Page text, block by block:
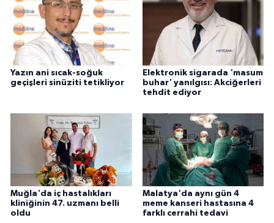
Yazın ani sıcak-soğuk
geçişleri sinüziti tetikliyor
Elektronik sigarada 'masum
buhar' yanılgısı: Akciğerleri
tehdit ediyor
Muğla'da iç hastalıkları
kliniğinin 47. uzmanı belli
oldu
Malatya'da aynı gün 4
meme kanseri hastasına 4
farklı cerrahi tedavi